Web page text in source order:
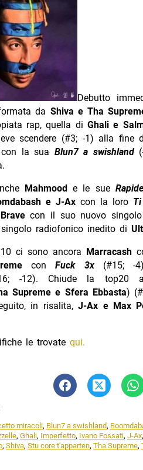
Debutto
da Shiva e Tha
rap, quella di Ghali e
scendere (#3; -1) alla fine
la sua Blun7 a swishland
Mahmoode le sue Rapide
e J-Axcon la loro
con il suo nuovo singolo
radiofonico inedito di
ci sono ancora Marracash
conFuck 3x (#15; -
-12). Chiude la top20
Supreme e Sfera Ebbasta)
in risalita,J-Ax e Max
le trovate qui.
miracoli, Blun7 a swishland,
, Ghali, Imperfetto, Ivano Fossati, J-Ax,
, Shiva, Stu core t'apparten, Tha Supreme,